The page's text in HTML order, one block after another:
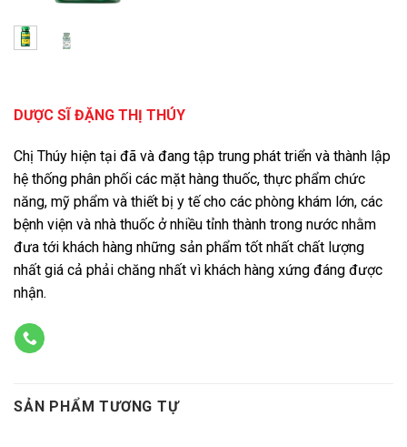
DƯỢC SĨ ĐẶNG THỊ THÚY
Chị Thúy hiện tại đã và đang tập trung phát triển và thành lập
hệ thống phân phối các mặt hàng thuốc, thực phẩm chức
năng, mỹ phẩm và thiết bị y tế cho các phòng khám lớn, các
bệnh viện và nhà thuốc ở nhiều tỉnh thành trong nước nhằm
đưa tới khách hàng những sản phẩm tốt nhất chất lượng
nhất giá cả phải chăng nhất vì khách hàng xứng đáng được
nhận.
SẢN PHẨM TƯƠNG TỰ